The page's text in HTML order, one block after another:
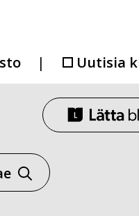
Uutisia